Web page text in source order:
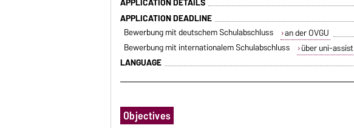
APPLICATION DEADLINE
Bewerbung mit deutschem Schulabschluss
an der OVGU
Bewerbung mit internationalem Schulabschluss
über uni-assist
LANGUAGE
Objectives